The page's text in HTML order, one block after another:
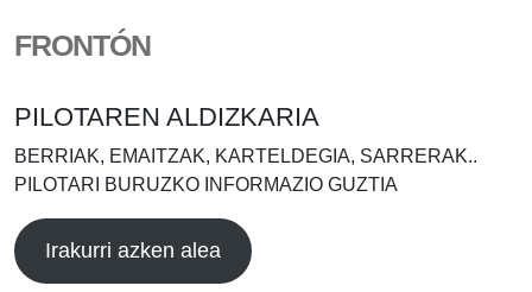
FRONTÓN
PILOTAREN ALDIZKARIA
BERRIAK, EMAITZAK, KARTELDEGIA, SARRERAK..
PILOTARI BURUZKO INFORMAZIO GUZTIA
Irakurri azken alea